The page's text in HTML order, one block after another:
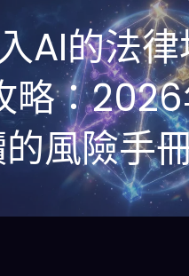
AI的法
略：
風險手